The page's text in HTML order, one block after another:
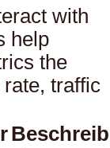
with
help
the
traffic